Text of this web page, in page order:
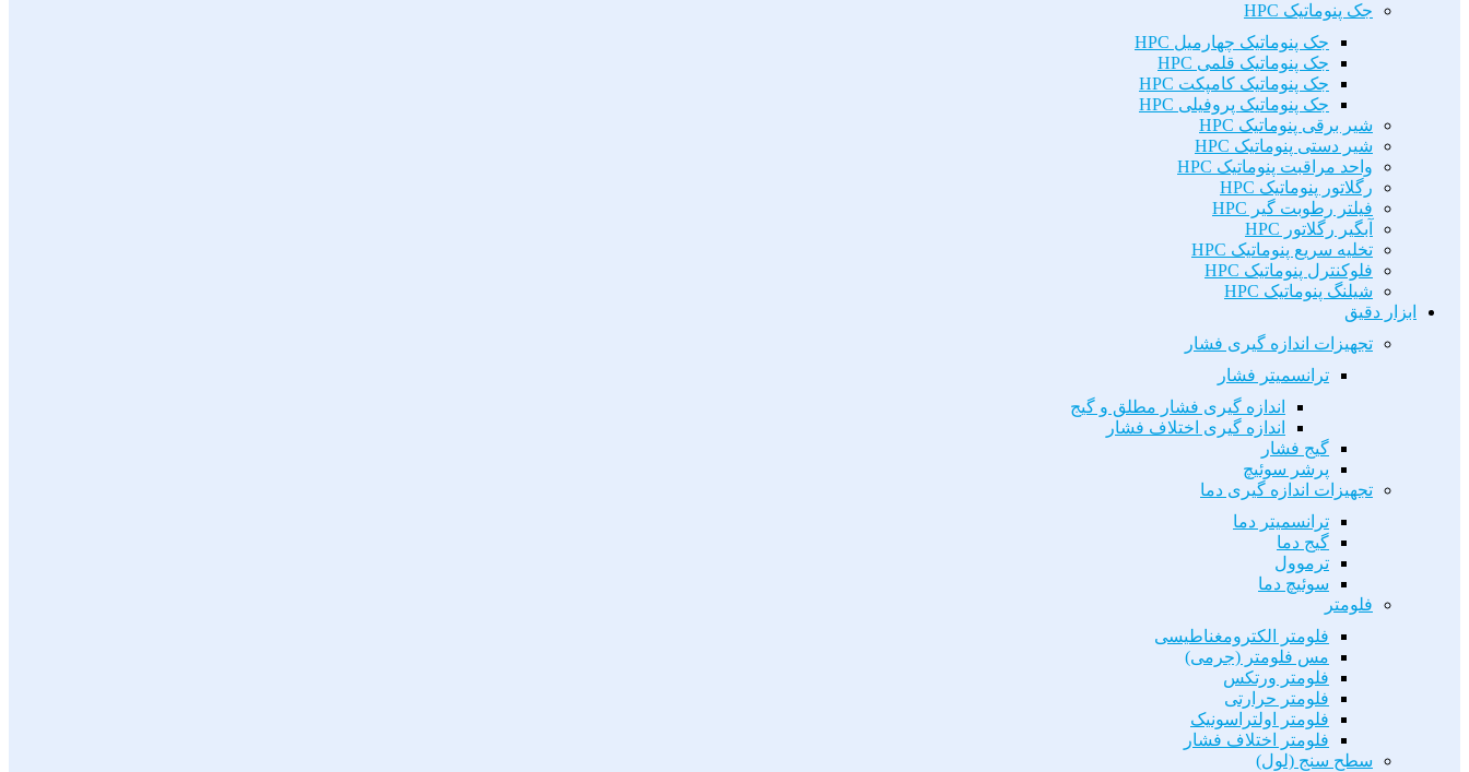
جک پنوماتیک HPC
جک پنوماتیک چهارمیل HPC
جک پنوماتیک قلمی HPC
جک پنوماتیک کامپکت HPC
جک پنوماتیک پروفیلی HPC
شیر برقی پنوماتیک HPC
شیر دستی پنوماتیک HPC
واحد مراقبت پنوماتیک HPC
رگلاتور پنوماتیک HPC
فیلتر رطوبت گیر HPC
آبگیر رگلاتور HPC
تخلیه سریع پنوماتیک HPC
فلوکنترل پنوماتیک HPC
شیلنگ پنوماتیک HPC
ابزار دقیق
تجهیزات اندازه گیری فشار
ترانسمیتر فشار
اندازه گیری فشار مطلق و گیج
اندازه گیری اختلاف فشار
گیج فشار
پرشر سوئیچ
تجهیزات اندازه گیری دما
ترانسمیتر دما
گیج دما
ترموول
سوئیچ دما
فلومتر
فلومتر الکترومغناطیسی
مس فلومتر (جرمی)
فلومتر ورتکس
فلومتر حرارتی
فلومتر اولتراسونیک
فلومتر اختلاف فشار
سطح سنج (لول)